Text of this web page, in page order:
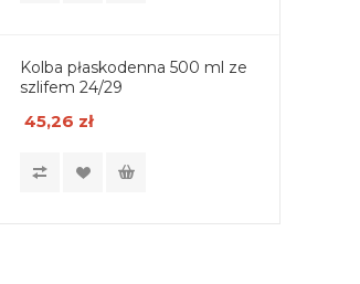
Kolba płaskodenna 500 ml ze
szlifem 24/29
45,26 zł